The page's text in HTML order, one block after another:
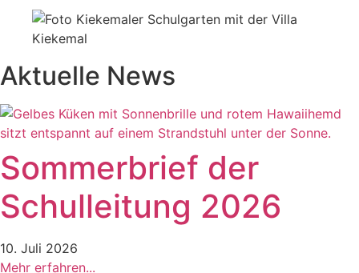
Aktuelle News
Sommerbrief der
Schulleitung 2026
10. Juli 2026
Mehr erfahren...